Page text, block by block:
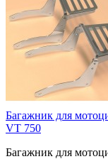
Багажник для
VT 750
Багажник для